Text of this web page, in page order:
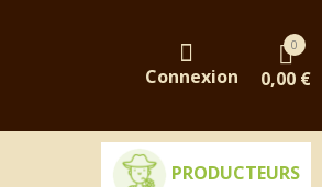
Connexion
0
0,00 €
PRODUCTEURS